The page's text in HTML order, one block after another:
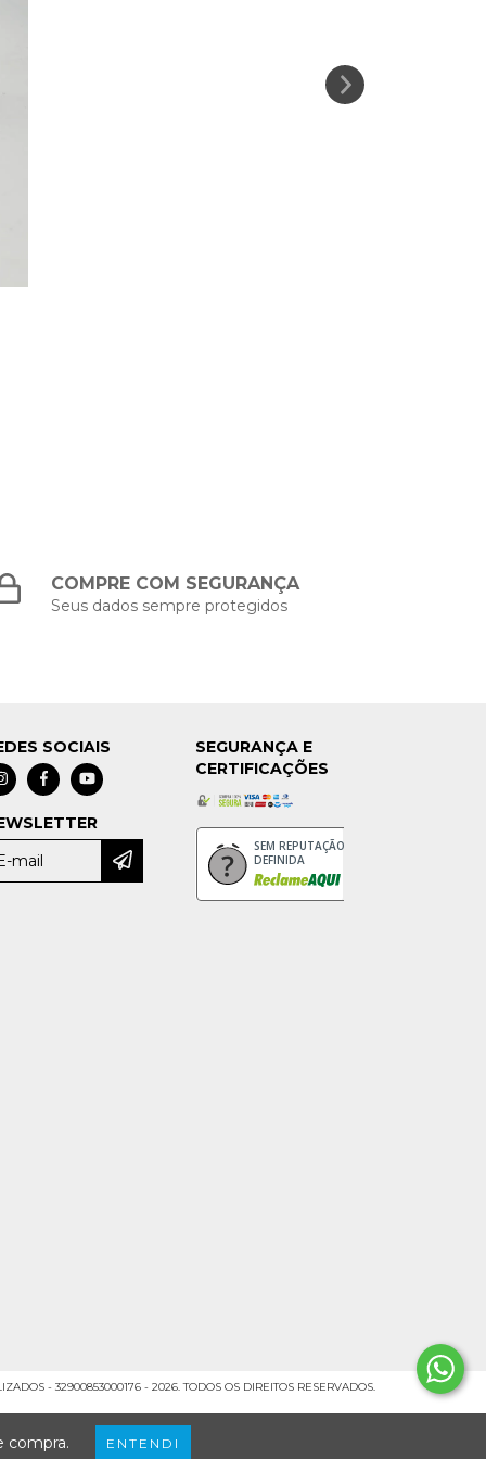
compra. ENTENDI
COMPRE COM SEGURANÇA
Seus dados sempre protegidos
SOCIAIS
SEGURANÇA E
CERTIFICAÇÕES
SEM REPUTAÇÃO
DEFINIDA
- 32900853000176 - 2026. TODOS OS DIREITOS RESERVADOS.